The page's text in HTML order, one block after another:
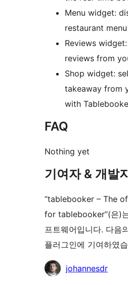
Menu widget:
restaurant
Reviews
reviews from
Shop widget:
takeaway from
with
FAQ
Nothing yet
기여자 & 개발
“tablebooker – The
for tablebooker”(은)
프트웨어입니다. 다음
플러그인에 기여하였
기
johannesdr